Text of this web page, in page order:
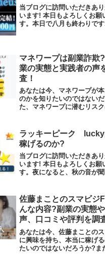
当ブログに訪問いただきあ
います! 本日もよろしくお願
す。本日で八月も終わりで
た何かの機会にシェア...
マネワープは副業詐欺
業の実態と実践者の声
査！
あなたは今、マネワープが
のかを知りたいのではない
た、マネワープに潜むリス
は低いといえます。今回は
いて解説したいと思います...
ラッキーピーク
稼げるのか?
当ブログに訪問いただきあ
います! 本日もよろしくお願
す。夜になると、秋の音が
ーピーク luckypeak につい
きたいと思い...
佐藤まことのスマビジ
んな内容?副業の実態
声、口コミや評判を調
あなたは今、佐藤まことの
に興味を持ち、本当に稼げ
たいのではないだろうか?ま